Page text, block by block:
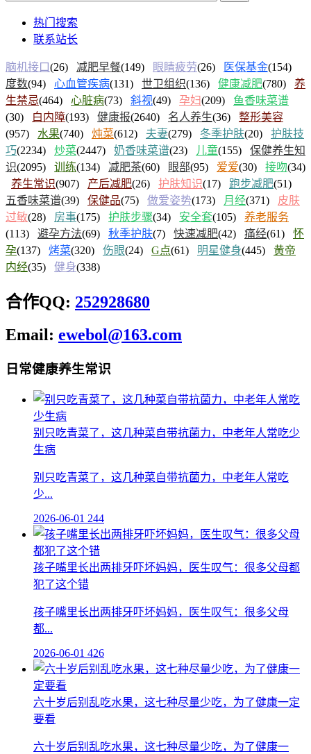
热门搜索
联系站长
脑机接口(26) 减肥早餐(149) 眼睛疲劳(26) 医保基金(154)
度数(94) 心血管疾病(131) 世卫组织(136) 健康减肥(780) 养
生禁忌(464) 心脏病(73) 斜视(49) 孕妇(209) 鱼香味菜谱
(30)
白内障(193) 健康报(2640) 名人养生(36) 整形美容
(957) 水果(740) 炖菜(612) 夫妻(279) 冬季护肤(20) 护肤技
巧(2234) 炒菜(2447) 奶香味菜谱(23) 儿童(155) 保健养生知
识(2095) 训练(134) 减肥茶(60) 眼部(95) 爱爱(30) 接吻(34)
养生常识(907) 产后减肥(26) 护肤知识(17) 跑步减肥(51)
五香味菜谱(39) 保健品(75) 做爱姿势(173) 月经(371) 皮肤
过敏(28) 房事(175) 护肤步骤(34) 安全套(105) 养老服务
(113) 避孕方法(69) 秋季护肤(7) 快速减肥(42) 痛经(61) 怀
孕(137) 烤菜(320) 伤眼(24) G点(61) 明星健身(445) 黄帝
内经(35) 健身(338)
合作QQ: 252928680
Email: ewebol@163.com
日常健康养生常识
别只吃青菜了，这几种菜自带抗菌力，中老年人常吃少
生病
别只吃青菜了，这几种菜自带抗菌力，中老年人常吃
少...
2026-06-01 244
孩子嘴里长出两排牙吓坏妈妈，医生叹气：很多父母都
犯了这个错
孩子嘴里长出两排牙吓坏妈妈，医生叹气：很多父母
都...
2026-06-01 426
六十岁后别乱吃水果，这七种尽量少吃，为了健康一定
要看
六十岁后别乱吃水果，这七种尽量少吃，为了健康一